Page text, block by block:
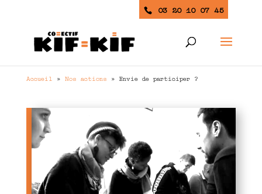
03 20 10 07 45
Accueil » Nos actions » Envie de participer ?